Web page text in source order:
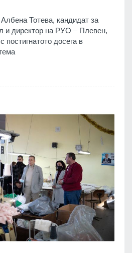
Тотева, кандидат за
и директор на РУО – Плевен,
постигнатото досега в